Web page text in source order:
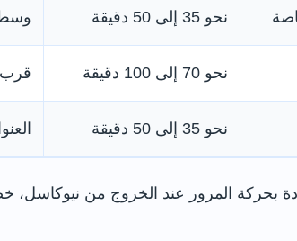
نحو 35 إلى 50 دقيقة وسط
نحو 70 إلى 100 دقيقة
نحو 35 إلى 50 دقيقة
بحركة المرور عند الخروج من